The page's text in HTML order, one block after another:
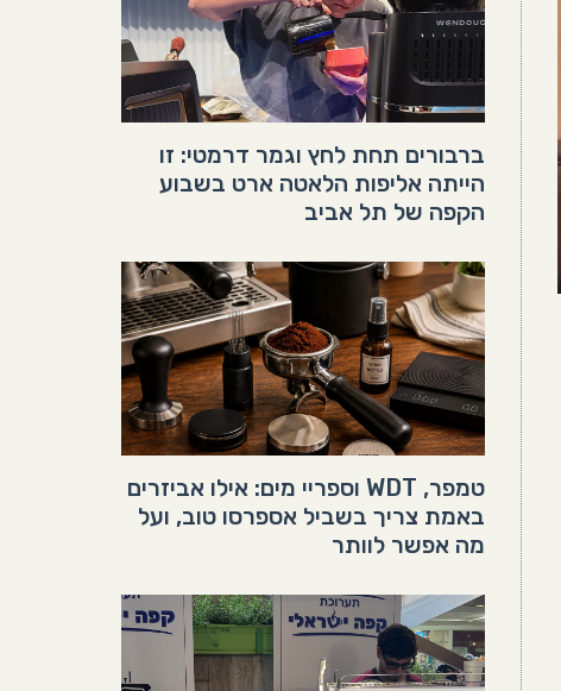
ברבורים תחת לחץ וגמר דרמטי: זו
הייתה אליפות הלאטה ארט בשבוע
הקפה של תל אביב
טמפר, WDT וספריי מים: אילו אביזרים
באמת צריך בשביל אספרסו טוב, ועל
מה אפשר לוותר